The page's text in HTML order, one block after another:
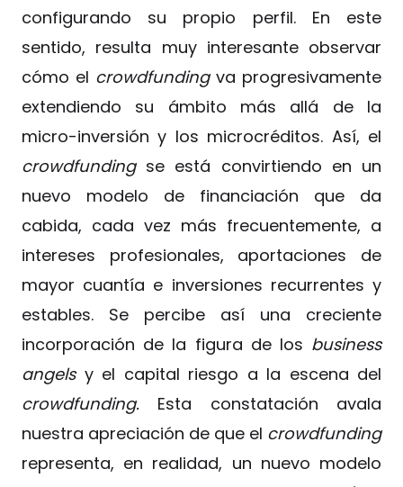
configurando su propio perfil. En este
sentido, resulta muy interesante observar
cómo el crowdfunding va progresivamente
extendiendo su ámbito más allá de la
micro-inversión y los microcréditos. Así, el
crowdfunding se está convirtiendo en un
nuevo modelo de financiación que da
cabida, cada vez más frecuentemente, a
intereses profesionales, aportaciones de
mayor cuantía e inversiones recurrentes y
estables. Se percibe así una creciente
incorporación de la figura de los business
angels y el capital riesgo a la escena del
crowdfunding. Esta constatación avala
nuestra apreciación de que el crowdfunding
representa, en realidad, un nuevo modelo